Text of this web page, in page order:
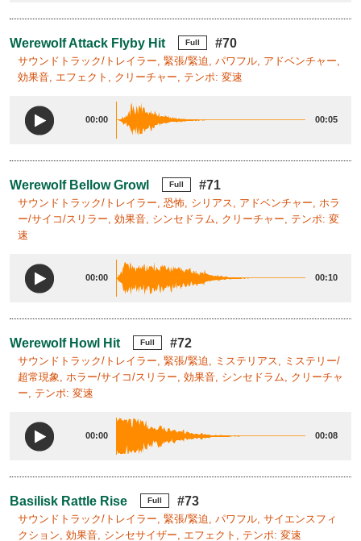
Werewolf Attack Flyby Hit Full #70
サウンドトラック/トレイラー, 緊張/緊迫, パワフル, アドベンチャー,
効果音, エフェクト, クリーチャー, テンポ: 変速
00:00 00:05
Werewolf Bellow Growl Full #71
サウンドトラック/トレイラー, 恐怖, シリアス, アドベンチャー, ホラ
ー/サイコ/スリラー, 効果音, シンセドラム, クリーチャー, テンポ: 変
速
00:00 00:10
Werewolf Howl Hit Full #72
サウンドトラック/トレイラー, 緊張/緊迫, ミステリアス, ミステリー/
超常現象, ホラー/サイコ/スリラー, 効果音, シンセドラム, クリーチャ
ー, テンポ: 変速
00:00 00:08
Basilisk Rattle Rise Full #73
サウンドトラック/トレイラー, 緊張/緊迫, パワフル, サイエンスフィ
クション, 効果音, シンセサイザー, エフェクト, テンポ: 変速